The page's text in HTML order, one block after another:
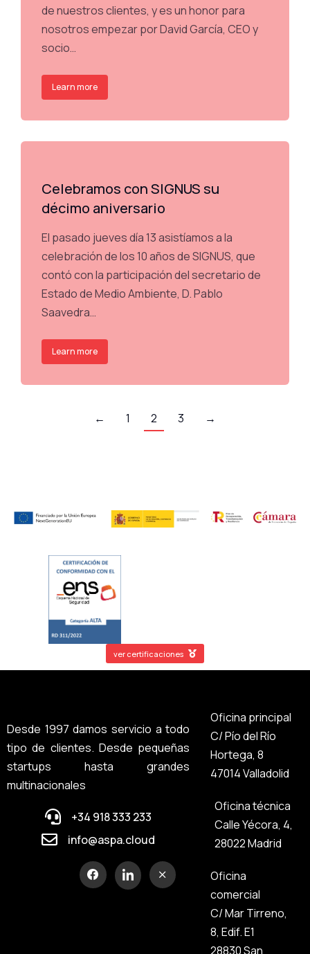
de nuestros clientes, y es un honor para
nosotros empezar por David García, CEO y
socio…
Learn more
Celebramos con SIGNUS su
décimo aniversario
El pasado jueves día 13 asistíamos a la
celebración de los 10 años de SIGNUS, que
contó con la participación del secretario de
Estado de Medio Ambiente, D. Pablo
Saavedra…
Learn more
← 1 2 3 →
ver certificaciones
Desde 1997 damos servicio a todo
tipo de clientes. Desde pequeñas
startups hasta grandes
multinacionales
+34 918 333 233
info@aspa.cloud
Oficina principal
C/ Pío del Río
Hortega, 8
47014 Valladolid
Oficina técnica
Calle Yécora, 4,
28022 Madrid
Oficina
comercial
C/ Mar Tirreno,
8, Edif. E1
28830 San